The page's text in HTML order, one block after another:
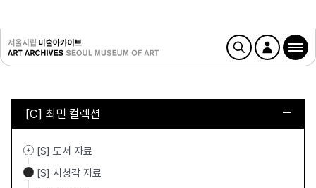
[C] 최민 컬렉션
[S] 도서 자료
[S] 시청각 자료